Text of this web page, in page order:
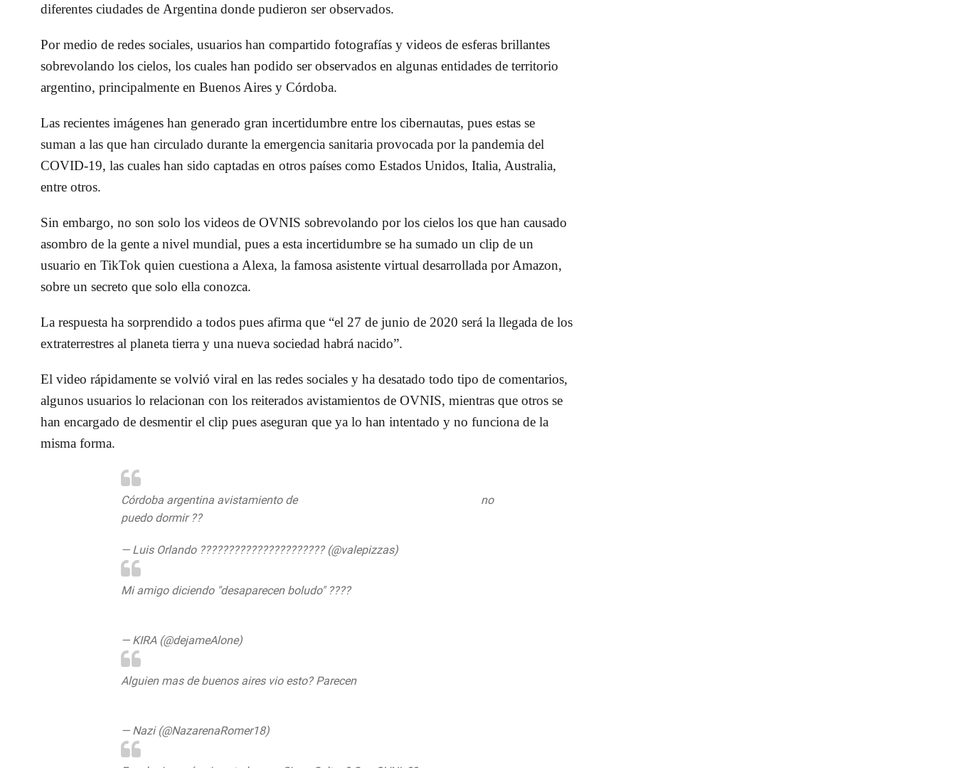
diferentes ciudades de Argentina donde pudieron ser observados.
Por medio de redes sociales, usuarios han compartido fotografías y videos de esferas brillantes
sobrevolando los cielos, los cuales han podido ser observados en algunas entidades de territorio
argentino, principalmente en Buenos Aires y Córdoba.
Las recientes imágenes han generado gran incertidumbre entre los cibernautas, pues estas se
suman a las que han circulado durante la emergencia sanitaria provocada por la pandemia del
COVID-19, las cuales han sido captadas en otros países como Estados Unidos, Italia, Australia,
entre otros.
Sin embargo, no son solo los videos de OVNIS sobrevolando por los cielos los que han causado
asombro de la gente a nivel mundial, pues a esta incertidumbre se ha sumado un clip de un
usuario en TikTok quien cuestiona a Alexa, la famosa asistente virtual desarrollada por Amazon,
sobre un secreto que solo ella conozca.
La respuesta ha sorprendido a todos pues afirma que “el 27 de junio de 2020 será la llegada de los
extraterrestres al planeta tierra y una nueva sociedad habrá nacido”.
El video rápidamente se volvió viral en las redes sociales y ha desatado todo tipo de comentarios,
algunos usuarios lo relacionan con los reiterados avistamientos deOVNIS, mientras que otros se
han encargado de desmentir el clip pues aseguran que ya lo han intentado y no funciona de la
misma forma.
Córdoba argentina avistamiento de
no
puedo dormir ??
— Luis Orlando ?????????????????????? (@valepizzas)
Mi amigo diciendo "desaparecen boludo" ????
— KIRA (@dejameAlone)
Alguien mas de buenos aires vio esto? Parecen
— Nazi (@NazarenaRomer18)